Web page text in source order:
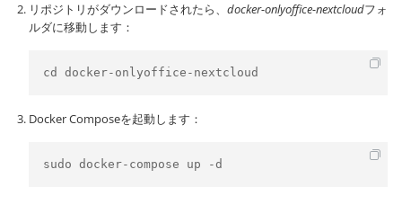
リポジトリがダウンロードされたら、 docker-onlyoffice-nextcloudフォ
ルダに移動します：
cd docker-onlyoffice-nextcloud
Docker Composeを起動します：
sudo docker-compose up -d